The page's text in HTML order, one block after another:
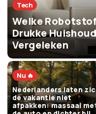
Tech
Welke
Drukke
Vergeleken
Nu 🔥
Nederlanders laten
de vakantie niet
afpakken: massaal